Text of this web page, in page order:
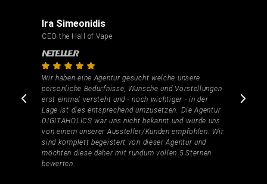
Wir haben eine Agentur gesucht welche unsere
persönliche Bedürfnisse, Wünsche und Vorstellungen
erst einmal versteht und - noch wichtiger - in der
Lage ist dies entsprechend umzusetzen. Die Agentur
DIGITAHOLICS war uns nicht bekannt und wurde uns
von einem unserer Aussteller/Kunden empfohlen. Wir
sind komplett begeistert von dieser Agentur und
möchten diese daher mit rundum vollen 5 Sternen
bewerten.
Ira Simeonidis
CEO the Hall of Vape